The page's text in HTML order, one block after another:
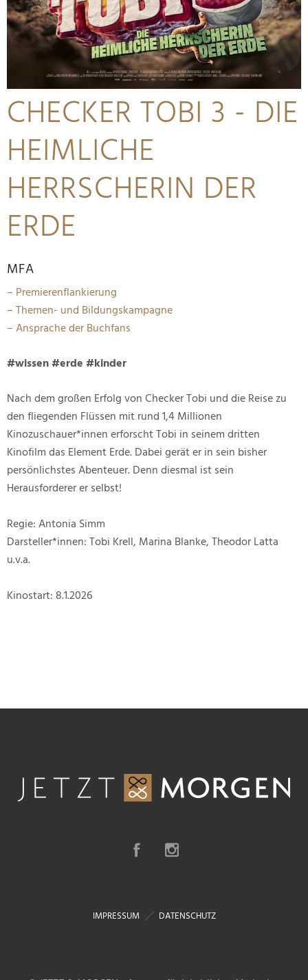
CHECKER TOBI 3 - DIE
HEIMLICHE
HERRSCHERIN DER
ERDE
MFA
– Premierenflankierung
– Themen- und Bildungskampagne
– Ansprache der Buchfans
#wissen #erde #kinder
Nach dem großen Erfolg von Checker Tobi und die Reise zu
den fliegenden Flüssen mit rund 1,4 Millionen
Kinozuschauer*innen erforscht Tobi in seinem dritten
Kinofilm das Element Erde. Dabei gerät er in sein bisher
persönlichstes Abenteuer. Denn diesmal ist sein
Herausforderer er selbst!
Regie: Antonia Simm
Darsteller*innen: Tobi Krell, Marina Blanke, Theodor Latta
u.v.a.
Kinostart: 8.1.2026
IMPRESSUM DATENSCHUTZ